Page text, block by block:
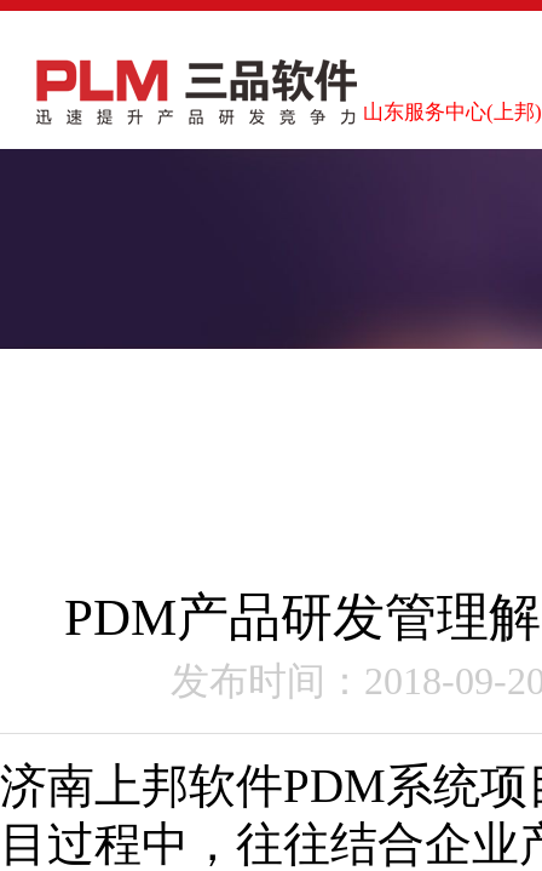
山东服务中心(上邦)
PDM产品研发管理
发布时间：2018-09-
济南上邦软件PDM系统
目过程中，往往结合企业